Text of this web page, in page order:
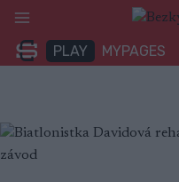
Přeskočit
obsah
PLAY MYPAGES